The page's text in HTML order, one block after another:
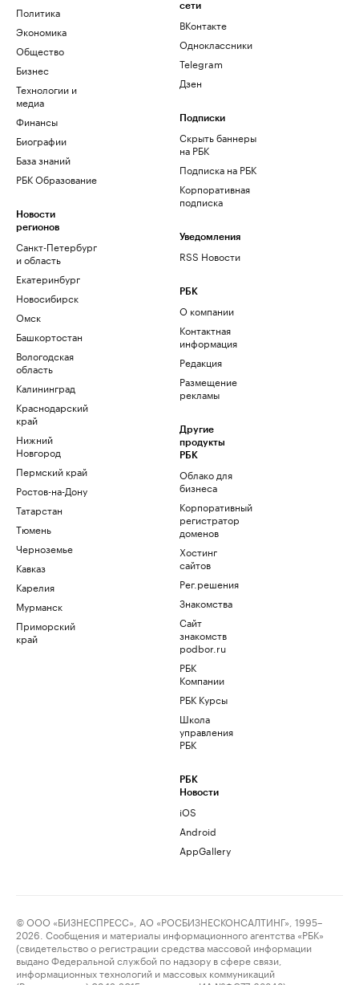
Политика
Экономика
Общество
Бизнес
Технологии и
медиа
Финансы
Биографии
База знаний
РБК Образование
Новости
регионов
Санкт-Петербург
и область
Екатеринбург
Новосибирск
Омск
Башкортостан
Вологодская
область
Калининград
Краснодарский
край
Нижний
Новгород
Пермский край
Ростов-на-Дону
Татарстан
Тюмень
Черноземье
Кавказ
Карелия
Мурманск
Приморский
край
сети
ВКонтакте
Одноклассники
Telegram
Дзен
Подписки
Скрыть баннеры
на РБК
Подписка на РБК
Корпоративная
подписка
Уведомления
RSS Новости
РБК
О компании
Контактная
информация
Редакция
Размещение
рекламы
Другие
продукты
РБК
Облако для
бизнеса
Корпоративный
регистратор
доменов
Хостинг
сайтов
Рег.решения
Знакомства
Сайт
знакомств
podbor.ru
РБК
Компании
РБК Курсы
Школа
управления
РБК
РБК
Новости
iOS
Android
AppGallery
© ООО «БИЗНЕСПРЕСС», АО «РОСБИЗНЕСКОНСАЛТИНГ», 1995–
2026. Сообщения и материалы информационного агентства «РБК»
(свидетельство о регистрации средства массовой информации
выдано Федеральной службой по надзору в сфере связи,
информационных технологий и массовых коммуникаций